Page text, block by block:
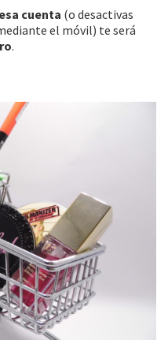
cuenta (o desactivas
el móvil) te será
.